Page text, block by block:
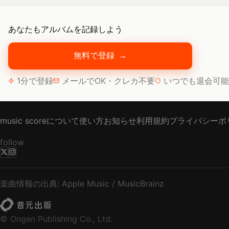
あなたもアルバムを記録しよう
無料で登録 →
1分で登録 メールでOK・クレカ不要 いつでも退会可能
music scoreについて使い方お知らせ利用規約プライバシーポ
follow
楽曲情報の出典: Apple Music / MusicBrainz
© Ongen Publishing Co., Ltd.